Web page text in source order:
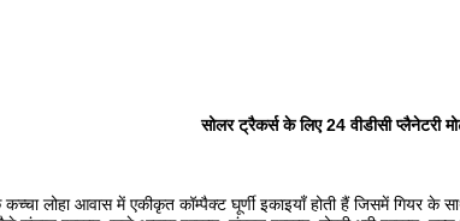
सोलर ट्रैकर्स के लिए 24 वीडीसी प्लैनेटरी
लोहा आवास में एकीकृत कॉम्पैक्ट घूर्णी इकाइयाँ होती हैं जिसमें गियर